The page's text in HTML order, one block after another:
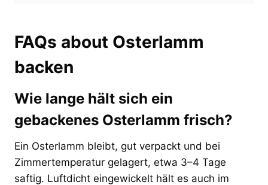
FAQs about Osterlamm
backen
Wie lange hält sich ein
gebackenes Osterlamm frisch?
Ein Osterlamm bleibt, gut verpackt und bei
Zimmertemperatur gelagert, etwa 3–4 Tage
saftig. Luftdicht eingewickelt hält es auch im